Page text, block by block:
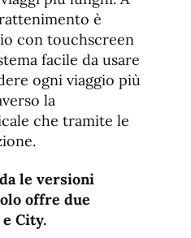
è
con touchscreen
facile da usare
ogni viaggio più
la
che tramite le
le versioni
offre due
City.